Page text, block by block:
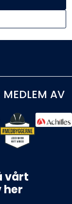
MEDLEM AV
vårt
her